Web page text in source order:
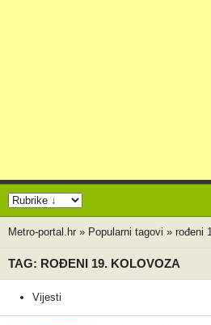
Metro-portal.hr » Popularni tagovi » rođeni
TAG: ROĐENI 19. KOLOVOZA
Vijesti